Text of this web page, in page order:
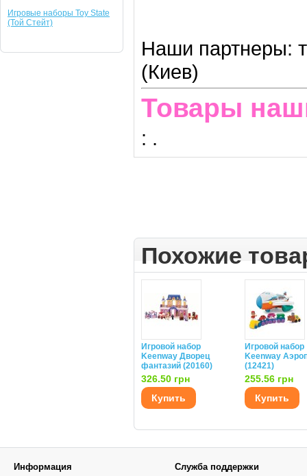
Игровые наборы Toy State
(Той Стейт)
Наши партнеры:
(Киев)
Товары
: .
Похожие
Игровой набор
Keenway Дворец
фантазий (20160)
326.50 грн
Купить
Игровой набор
Keenway
(12421)
255.56 грн
Купить
Информация Служба поддержки